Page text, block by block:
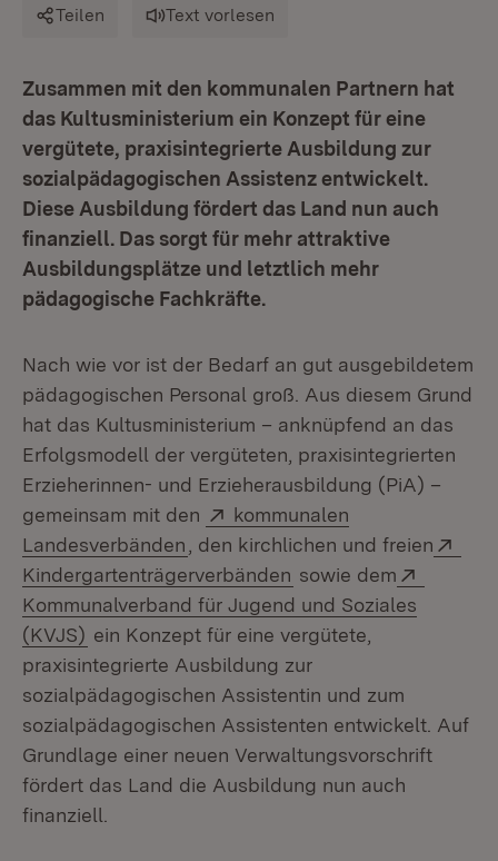
Teilen Text vorlesen
Zusammen mit den kommunalen Partnern hat
das Kultusministerium ein Konzept für eine
vergütete, praxisintegrierte Ausbildung zur
sozialpädagogischen Assistenz entwickelt.
Diese Ausbildung fördert das Land nun auch
finanziell. Das sorgt für mehr attraktive
Ausbildungsplätze und letztlich mehr
pädagogische Fachkräfte.
Nach wie vor ist der Bedarf an gut ausgebildetem
pädagogischen Personal groß. Aus diesem Grund
hat das Kultusministerium – anknüpfend an das
Erfolgsmodell der vergüteten, praxisintegrierten
Erzieherinnen- und Erzieherausbildung (PiA) –
gemeinsam mit den
Extern:
kommunalen
Landesverbänden (Öffnet in neuem Fenster)
, den kirchlichen und freien
Kindergartenträgerverbänden (Öffnet in neuem
sowie dem
Kommunalverband für Jugend und Soziales
(KVJS) (Öffnet in neuem Fenster)
ein Konzept für eine vergütete,
praxisintegrierte Ausbildung zur
sozialpädagogischen Assistentin und zum
sozialpädagogischen Assistenten entwickelt. Auf
Grundlage einer neuen Verwaltungsvorschrift
fördert das Land die Ausbildung nun auch
finanziell.